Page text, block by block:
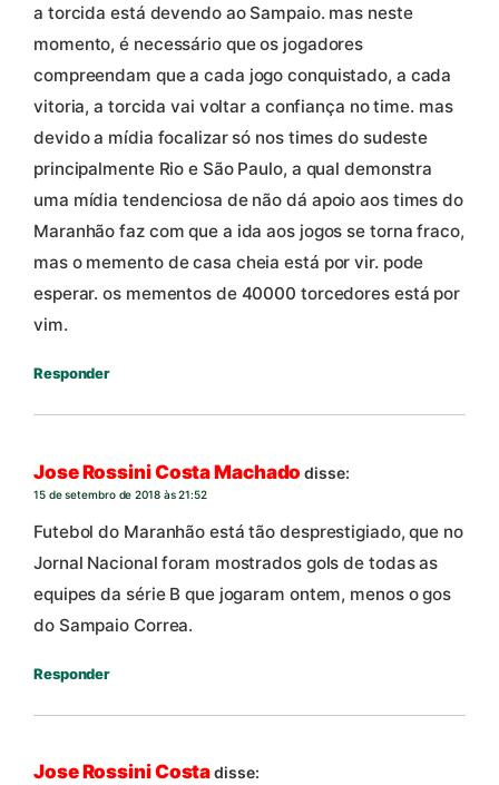
a torcida está devendo ao Sampaio. mas neste
momento, é necessário que os jogadores
compreendam que a cada jogo conquistado, a cada
vitoria, a torcida vai voltar a confiança no time. mas
devido a mídia focalizar só nos times do sudeste
principalmente Rio e São Paulo, a qual demonstra
uma mídia tendenciosa de não dá apoio aos times do
Maranhão faz com que a ida aos jogos se torna fraco,
mas o memento de casa cheia está por vir. pode
esperar. os mementos de 40000 torcedores está por
vim.
Responder
Jose Rossini Costa Machado disse:
15 de setembro de 2018 às 21:52
Futebol do Maranhão está tão desprestigiado, que no
Jornal Nacional foram mostrados gols de todas as
equipes da série B que jogaram ontem, menos o gos
do Sampaio Correa.
Responder
Jose Rossini Costadisse: